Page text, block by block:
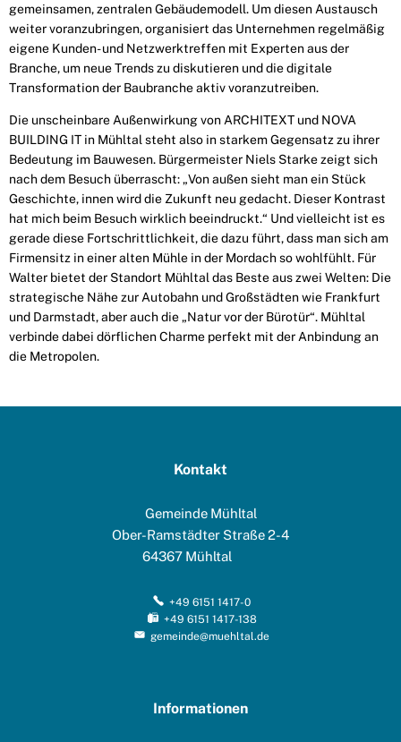
gemeinsamen, zentralen Gebäudemodell. Um diesen Austausch
weiter voranzubringen, organisiert das Unternehmen regelmäßig
eigene Kunden- und Netzwerktreffen mit Experten aus der
Branche, um neue Trends zu diskutieren und die digitale
Transformation der Baubranche aktiv voranzutreiben.
Die unscheinbare Außenwirkung von ARCHITEXT und NOVA
BUILDING IT in Mühltal steht also in starkem Gegensatz zu ihrer
Bedeutung im Bauwesen. Bürgermeister Niels Starke zeigt sich
nach dem Besuch überrascht: „Von außen sieht man ein Stück
Geschichte, innen wird die Zukunft neu gedacht. Dieser Kontrast
hat mich beim Besuch wirklich beeindruckt.“ Und vielleicht ist es
gerade diese Fortschrittlichkeit, die dazu führt, dass man sich am
Firmensitz in einer alten Mühle in der Mordach so wohlfühlt. Für
Walter bietet der Standort Mühltal das Beste aus zwei Welten: Die
strategische Nähe zur Autobahn und Großstädten wie Frankfurt
und Darmstadt, aber auch die „Natur vor der Bürotür“. Mühltal
verbinde dabei dörflichen Charme perfekt mit der Anbindung an
die Metropolen.
Kontakt
Gemeinde Mühltal
Ober-Ramstädter Straße 2-4
64367 Mühltal
+49 6151 1417-0
+49 6151 1417-138
gemeinde@muehltal.de
Informationen